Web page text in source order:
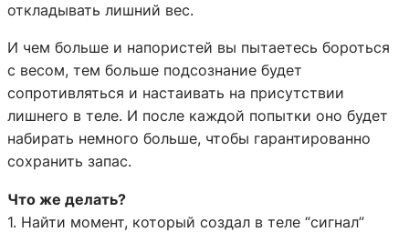
откладывать лишний вес.
И чем больше и напористей вы пытаетесь бороться
с весом, тем больше подсознание будет
сопротивляться и настаивать на присутствии
лишнего в теле. И после каждой попытки оно будет
набирать немного больше, чтобы гарантированно
сохранить запас.
Что же делать?
1. Найти момент, который создал в теле “сигнал”